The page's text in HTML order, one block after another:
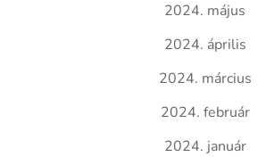
2024. május
2024. április
2024. március
2024. február
2024. január